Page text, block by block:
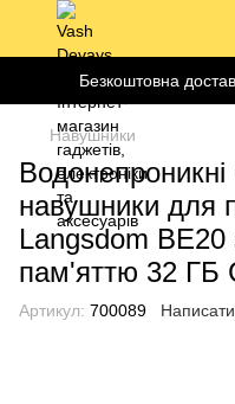
Безкоштовна
Навушники
Водонепроникні
навушники для
Langsdom
пам'яттю 32 ГБ
Артикул: 700089 Написати